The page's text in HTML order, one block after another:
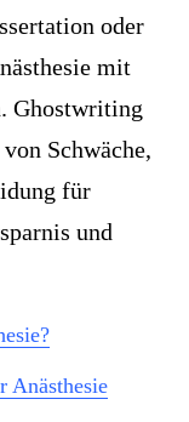
oder
mit
Ghostwriting
Schwäche,
für
und
Anästhesie